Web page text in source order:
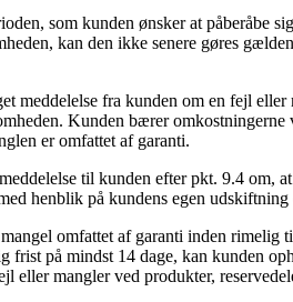
som kunden ønsker at påberåbe
kan den ikke senere gøres
meddelelse fra kun­den om en fejl
Kunden bærer
er omfattet af garanti.
til kunden efter pkt. 9.4
henblik på kundens egen udskiftning
omfattet af garanti inden rimelig
på mindst 14 dage, kan kunden
eller mangler ved produkter,